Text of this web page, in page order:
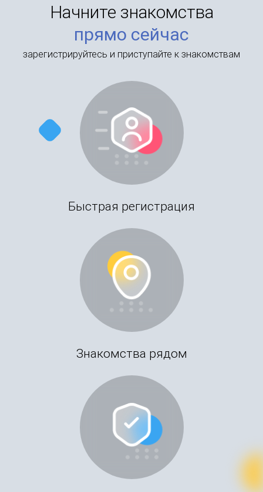
Начните знакомства
прямо сейчас
зарегистрируйтесь и приступайте к знакомствам
Быстрая регистрация
Знакомства рядом